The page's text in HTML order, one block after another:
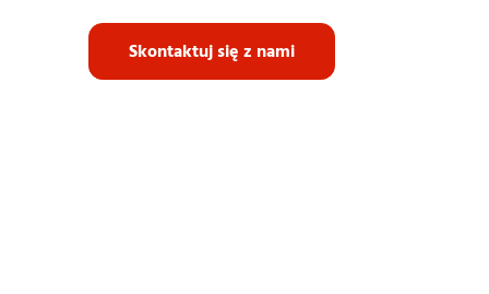
Skontaktuj się z nami